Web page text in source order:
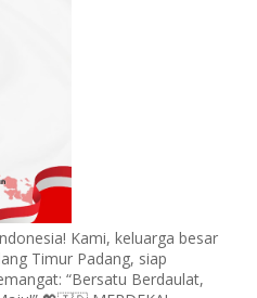
Kami, keluarga besar
Timur Padang, siap
“Bersatu Berdaulat,